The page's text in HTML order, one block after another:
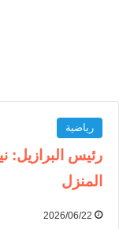
رياضية
رئيس
المنزل
2026/06/22